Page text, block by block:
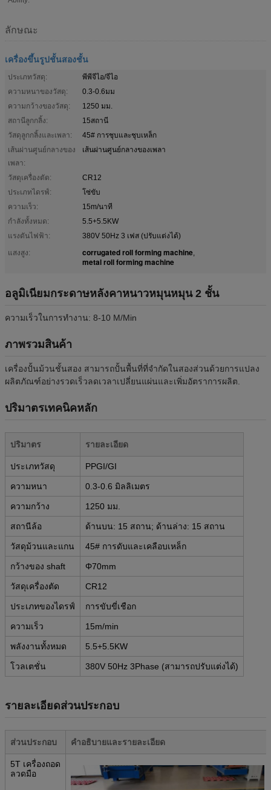
ลักษณะ
เครื่องขึ้นรูปชั้นสองชั้น
ประเภทวัสดุ:
พีพีจีไอ/จีไอ
ความหนาของวัสดุ:
0.3-0.6มม
ความกว้างของวัสดุ:
1250 มม.
สถานีลูกกลิ้ง:
15สถานี
วัสดุลูกกลิ้งและเพลา:
45# การชุบและชุบเหล็ก
เส้นผ่านศูนย์กลางของ
เพลา:
เส้นผ่านศูนย์กลางของเพลา
วัสดุเครื่องตัด:
CR12
ประเภทไดรฟ์:
โซ่ขับ
ความเร็ว:
15m/นาที
กำลังทั้งหมด:
5.5+5.5KW
แรงดันไฟฟ้า:
380V 50Hz 3 เฟส (ปรับแต่งได้)
แสงสูง:
corrugated roll forming machine,
metal roll forming machine
อลูมิเนียมกระดาษหลังคาหนาวหมุนหมุน 2 ชั้น
ความเร็วในการทํางาน: 8-10 M/Min
ภาพรวมสินค้า
เครื่องปั้นม้วนชั้นสอง สามารถปั้นพื้นที่ที่จํากัดในสองส่วนด้วยการแปลง
ผลิตภัณฑ์อย่างรวดเร็วลดเวลาเปลี่ยนแผ่นและเพิ่มอัตราการผลิต.
ปริมาตรเทคนิคหลัก
ปริมาตร รายละเอียด
ประเภทวัสดุ PPGI/GI
ความหนา 0.3-0.6 มิลลิเมตร
ความกว้าง 1250 มม.
สถานีล้อ ด้านบน: 15 สถาน; ด้านล่าง: 15 สถาน
วัสดุม้วนและแกน 45# การดับและเคลือบเหล็ก
กว้างของ shaft Φ70mm
วัสดุเครื่องตัด CR12
ประเภทของไดรฟ์ การขับขี่เชือก
ความเร็ว 15m/min
พลังงานทั้งหมด 5.5+5.5KW
โวลเตชั่น 380V 50Hz 3Phase (สามารถปรับแต่งได้)
รายละเอียดส่วนประกอบ
ส่วนประกอบ คําอธิบายและรายละเอียด
5T เครื่องถอด
ลวดมือ